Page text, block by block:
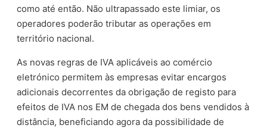
como até então. Não ultrapassado este limiar, os
operadores poderão tributar as operações em
território nacional.
As novas regras de IVA aplicáveis ao comércio
eletrónico permitem às empresas evitar encargos
adicionais decorrentes da obrigação de registo para
efeitos de IVA nos EM de chegada dos bens vendidos à
distância, beneficiando agora da possibilidade de